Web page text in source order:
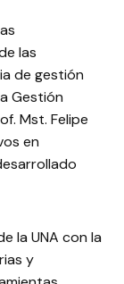
las
de gestión
Gestión
Mst. Felipe
en
la UNA con la
y